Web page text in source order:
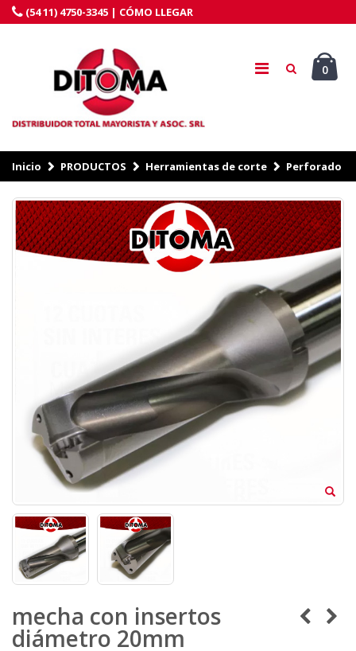
(54 11) 4750-3345 | CÓMO LLEGAR
0
Inicio PRODUCTOS Herramientas de corte Perforado
mecha con insertos
diámetro 20mm